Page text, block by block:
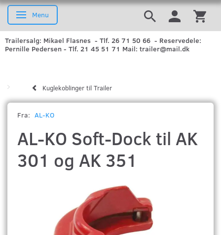
Skifte navigation
Menu
Trailersalg: Mikael Flasnes - Tlf. 26 71 50 66 - Reservedele:
Pernille Pedersen - Tlf. 21 45 51 71 Mail: trailer@mail.dk
Kuglekoblinger til Trailer
Fra: AL-KO
AL-KO Soft-Dock til AK
301 og AK 351